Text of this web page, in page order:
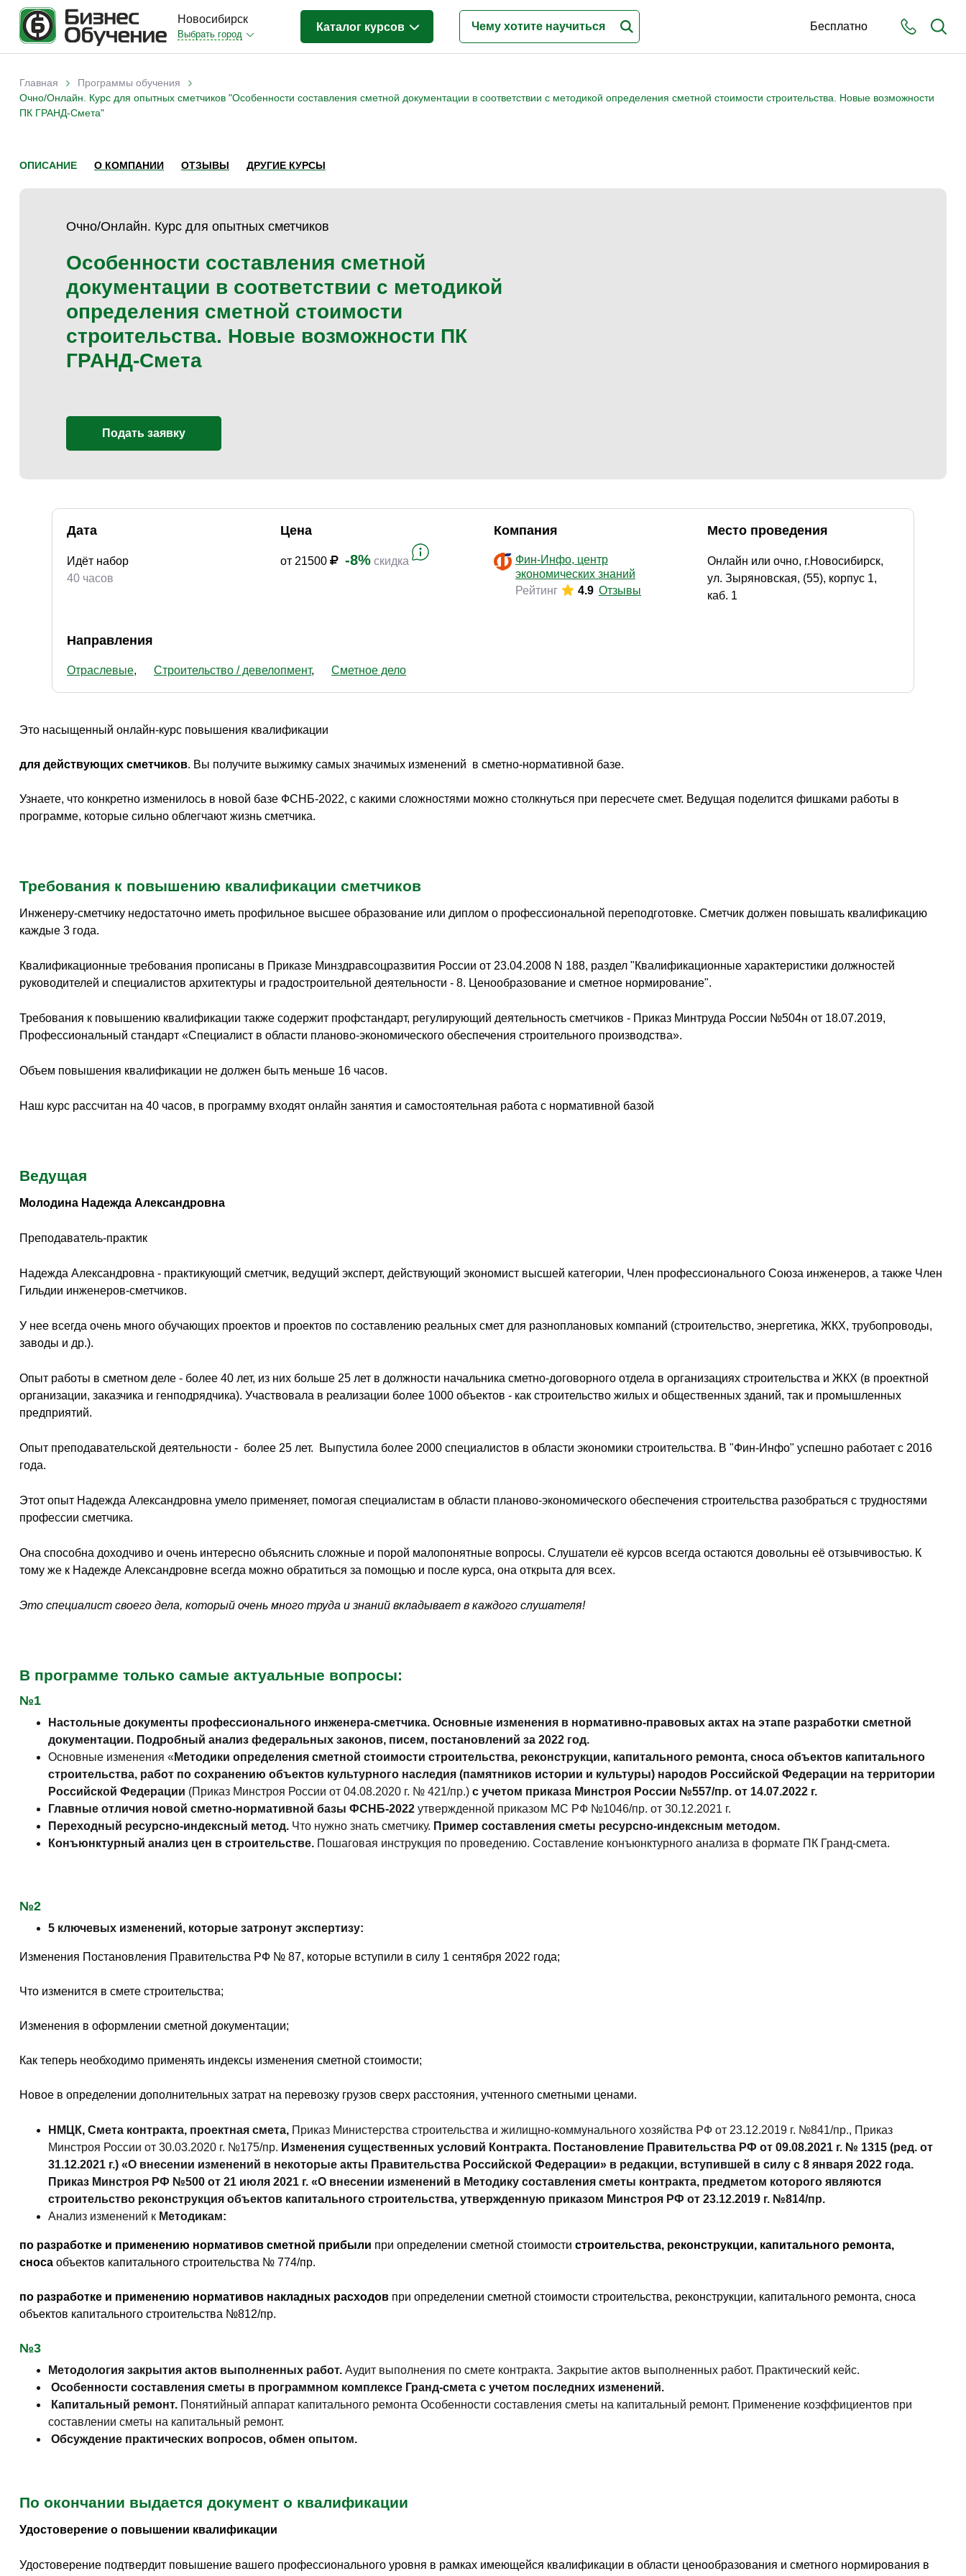
Новосибирск
Выбрать город
Каталог курсов
IT-сфера (35)
Промышленное обучение (35)
Дизайн (8)
Продажи (74)
(28)
Бесплатно
Вы здесь
Главная › Программы обучения ›
Очно/Онлайн. Курс для опытных сметчиков "Особенности составления сметной документации в соответствии с методикой определения сметной стоимости строительства. Новые возможности
ПК ГРАНД-Смета"
ОПИСАНИЕ О КОМПАНИИ ОТЗЫВЫ ДРУГИЕ КУРСЫ
Очно/Онлайн. Курс для опытных сметчиков
Особенности составления сметной
документации в соответствии с методикой
определения сметной стоимости
строительства. Новые возможности ПК
ГРАНД-Смета
Подать заявку
Дата
Идёт набор
40 часов
Цена
от 21500 -8% скидка
Компания
Фин-Инфо, центр
экономических знаний
Рейтинг
4.9 Отзывы
Место проведения
Онлайн или очно, г.Новосибирск,
ул. Зыряновская, (55), корпус 1,
каб. 1
Направления
Отраслевые Строительство / девелопмент Сметное дело
Это насыщенный онлайн-курс повышения квалификации
для действующих сметчиков. Вы получите выжимку самых значимых изменений в сметно-нормативной базе.
Узнаете, что конкретно изменилось в новой базе ФСНБ-2022, с какими сложностями можно столкнуться при пересчете смет. Ведущая поделится фишками работы в
программе, которые сильно облегчают жизнь сметчика.
Требования к повышению квалификации сметчиков
Инженеру-сметчику недостаточно иметь профильное высшее образование или диплом о профессиональной переподготовке. Сметчик должен повышать квалификацию
каждые 3 года.
Квалификационные требования прописаны в Приказе Минздравсоцразвития России от 23.04.2008 N 188, раздел "Квалификационные характеристики должностей
руководителей и специалистов архитектуры и градостроительной деятельности - 8. Ценообразование и сметное нормирование".
Требования к повышению квалификации также содержит профстандарт, регулирующий деятельность сметчиков - Приказ Минтруда России №504н от 18.07.2019,
Профессиональный стандарт «Специалист в области планово-экономического обеспечения строительного производства».
Объем повышения квалификации не должен быть меньше 16 часов.
Наш курс рассчитан на 40 часов, в программу входят онлайн занятия и самостоятельная работа с нормативной базой
Ведущая
Молодина Надежда Александровна
Преподаватель-практик
Надежда Александровна - практикующий сметчик, ведущий эксперт, действующий экономист высшей категории, Член профессионального Союза инженеров, а также Член
Гильдии инженеров-сметчиков.
У нее всегда очень много обучающих проектов и проектов по составлению реальных смет для разноплановых компаний (строительство, энергетика, ЖКХ, трубопроводы,
заводы и др.).
Опыт работы в сметном деле - более 40 лет, из них больше 25 лет в должности начальника сметно-договорного отдела в организациях строительства и ЖКХ (в проектной
организации, заказчика и генподрядчика). Участвовала в реализации более 1000 объектов - как строительство жилых и общественных зданий, так и промышленных
предприятий.
Опыт преподавательской деятельности - более 25 лет. Выпустила более 2000 специалистов в области экономики строительства. В "Фин-Инфо" успешно работает с 2016
года.
Этот опыт Надежда Александровна умело применяет, помогая специалистам в области планово-экономического обеспечения строительства разобраться с трудностями
профессии сметчика.
Она способна доходчиво и очень интересно объяснить сложные и порой малопонятные вопросы. Слушатели её курсов всегда остаются довольны её отзывчивостью. К
тому же к Надежде Александровне всегда можно обратиться за помощью и после курса, она открыта для всех.
Это специалист своего дела, который очень много труда и знаний вкладывает в каждого слушателя!
В программе только самые актуальные вопросы:
№1
Настольные документы профессионального инженера-сметчика. Основные изменения в нормативно-правовых актах на этапе разработки сметной
документации. Подробный анализ федеральных законов, писем, постановлений за 2022 год.
Основные изменения « Методики определения сметной стоимости строительства, реконструкции, капитального ремонта, сноса объектов капитального
строительства, работ по сохранению объектов культурного наследия (памятников истории и культуры) народов Российской Федерации на территории
Российской Федерации (Приказ Минстроя России от 04.08.2020 г. № 421/пр.) с учетом приказа Минстроя России №557/пр. от 14.07.2022 г.
Главные отличия новой сметно-нормативной базы ФСНБ-2022 утвержденной приказом МС РФ №1046/пр. от 30.12.2021 г.
Переходный ресурсно-индексный метод. Что нужно знать сметчику. Пример составления сметы ресурсно-индексным методом.
Конъюнктурный анализ цен в строительстве. Пошаговая инструкция по проведению. Составление конъюнктурного анализа в формате ПК Гранд-смета.
№2
5 ключевых изменений, которые затронут экспертизу:
Изменения Постановления Правительства РФ № 87, которые вступили в силу 1 сентября 2022 года;
Что изменится в смете строительства;
Изменения в оформлении сметной документации;
Как теперь необходимо применять индексы изменения сметной стоимости;
Новое в определении дополнительных затрат на перевозку грузов сверх расстояния, учтенного сметными ценами.
НМЦК, Смета контракта, проектная смета, Приказ Министерства строительства и жилищно-коммунального хозяйства РФ от 23.12.2019 г. №841/пр., Приказ
Минстроя России от 30.03.2020 г. №175/пр. Изменения существенных условий Контракта. Постановление Правительства РФ от 09.08.2021 г. № 1315 (ред. от
31.12.2021 г.) «О внесении изменений в некоторые акты Правительства Российской Федерации» в редакции, вступившей в силу с 8 января 2022 года.
Приказ Минстроя РФ №500 от 21 июля 2021 г. «О внесении изменений в Методику составления сметы контракта, предметом которого являются
строительство реконструкция объектов капитального строительства, утвержденную приказом Минстроя РФ от 23.12.2019 г. №814/пр.
Анализ изменений к Методикам:
по разработке и применению нормативов сметной прибыли при определении сметной стоимости строительства, реконструкции, капитального ремонта,
сноса объектов капитального строительства № 774/пр.
по разработке и применению нормативов накладных расходов при определении сметной стоимости строительства, реконструкции, капитального ремонта, сноса
объектов капитального строительства №812/пр.
№3
Методология закрытия актов выполненных работ. Аудит выполнения по смете контракта. Закрытие актов выполненных работ. Практический кейс.
Особенности составления сметы в программном комплексе Гранд-смета с учетом последних изменений.
Капитальный ремонт. Понятийный аппарат капитального ремонта Особенности составления сметы на капитальный ремонт. Применение коэффициентов при
составлении сметы на капитальный ремонт.
Обсуждение практических вопросов, обмен опытом.
По окончании выдается документ о квалификации
Удостоверение о повышении квалификации
Удостоверение подтвердит повышение вашего профессионального уровня в рамках имеющейся квалификации в области ценообразования и сметного нормирования в